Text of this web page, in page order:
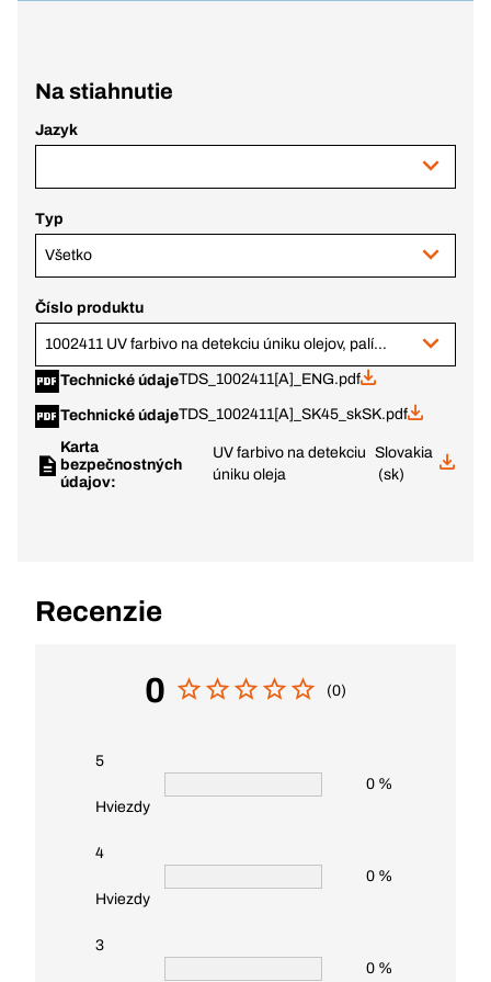
Na stiahnutie
Jazyk
Typ
Všetko
Číslo produktu
1002411 UV farbivo na detekciu úniku olejov, palív ... automotive ...
Technické údajeTDS_1002411[A]_ENG.pdf
Technické údajeTDS_1002411[A]_SK45_skSK.pdf
Karta
bezpečnostných
údajov:
UV farbivo na detekciu
úniku oleja
Slovakia
(sk)
Recenzie
0 (0)
5
Hviezdy
0 %
4
Hviezdy
0 %
3
0 %